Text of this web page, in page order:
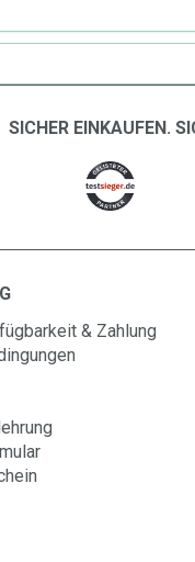
SICHER EINKAUFEN.
& Zahlung